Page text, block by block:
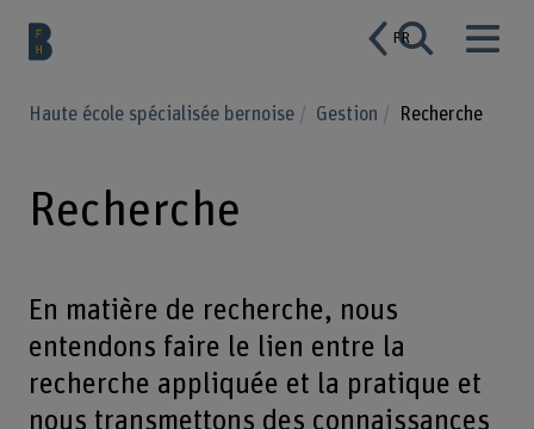
FR
Haute école spécialisée bernoise Gestion Recherche
Recherche
En matière de recherche, nous
entendons faire le lien entre la
recherche appliquée et la pratique et
nous transmettons des connaissances